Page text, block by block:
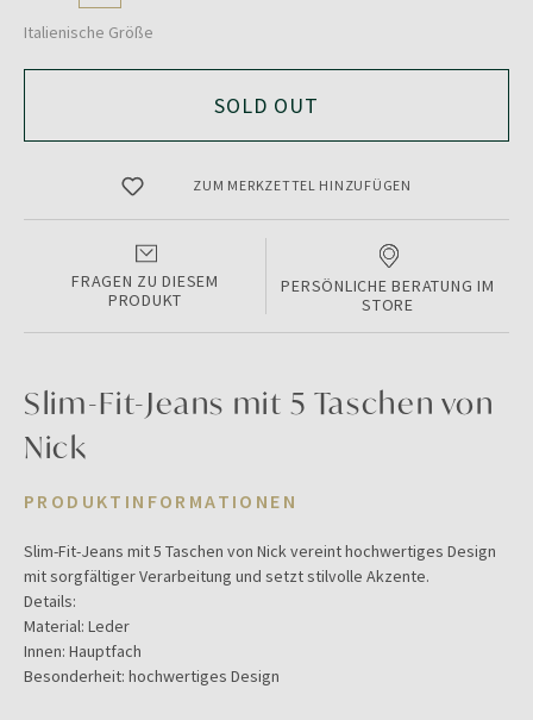
Italienische Größe
SOLD OUT
ZUM MERKZETTEL HINZUFÜGEN
FRAGEN ZU DIESEM
PRODUKT
PERSÖNLICHE BERATUNG IM
STORE
Slim-Fit-Jeans mit 5 Taschen von
Nick
PRODUKTINFORMATIONEN
Slim-Fit-Jeans mit 5 Taschen von Nick vereint hochwertiges Design
mit sorgfältiger Verarbeitung und setzt stilvolle Akzente.
Details:
Material: Leder
Innen: Hauptfach
Besonderheit: hochwertiges Design